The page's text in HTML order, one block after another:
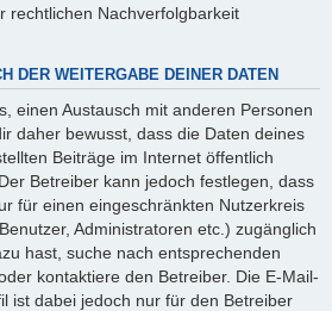
rechtlichen Nachverfolgbarkeit
DER WEITERGABE DEINER DATEN
einen Austausch mit anderen Personen
daher bewusst, dass die Daten deines
Beiträge im Internet öffentlich
Betreiber kann jedoch festlegen, dass
für einen eingeschränkten Nutzerkreis
Administratoren etc.) zugänglich
hast, suche nach entsprechenden
kontaktiere den Betreiber. Die E-Mail-
ist dabei jedoch nur für den Betreiber